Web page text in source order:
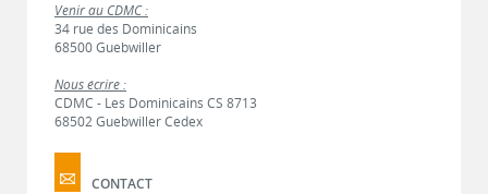
Venir au CDMC :
34 rue des Dominicains
68500 Guebwiller
Nous écrire :
CDMC - Les Dominicains CS 8713
68502 Guebwiller Cedex
CONTACT